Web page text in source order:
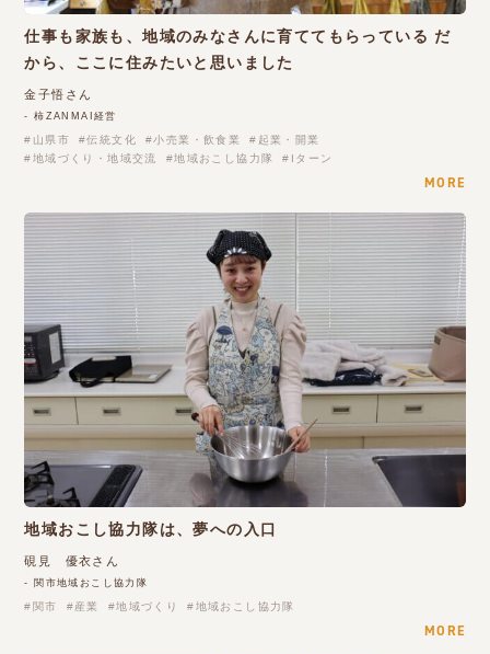
仕事も家族も、地域のみなさんに育ててもらっている だ
から、ここに住みたいと思いました
金子悟さん
- 柿ZANMAI経営
山県市 伝統文化 小売業・飲食業
起業・開業
地域づくり・地域交流
地域おこし協力隊 Iターン
MORE
地域おこし協力隊は、夢への入口
硯見 優衣さん
- 関市地域おこし協力隊
関市 産業 地域づくり 地域おこし協力隊
MORE